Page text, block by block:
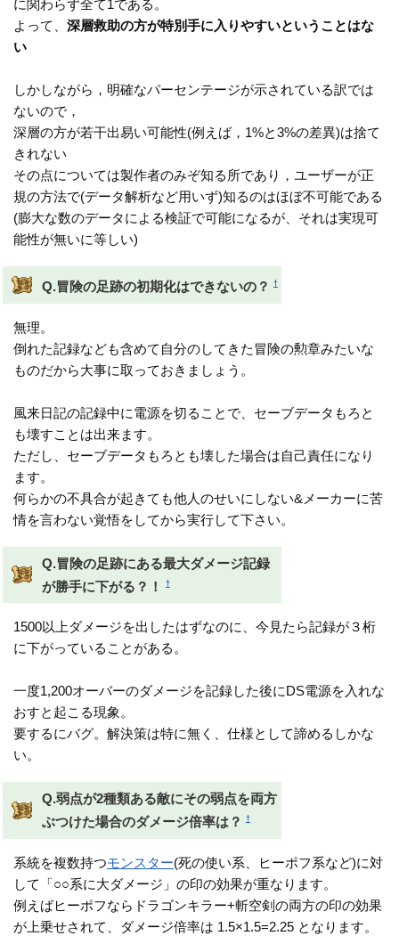
に関わらず全て1である。
よって、深層救助の方が特別手に入りやすいということはな
い
しかしながら，明確なパーセンテージが示されている訳では
ないので，
深層の方が若干出易い可能性(例えば，1%と3%の差異)は捨て
きれない
その点については製作者のみぞ知る所であり，ユーザーが正
規の方法で(データ解析など用いず)知るのはほぼ不可能である
(膨大な数のデータによる検証で可能になるが、それは実現可
能性が無いに等しい)
Q.冒険の足跡の初期化はできないの？ †
無理。
倒れた記録なども含めて自分のしてきた冒険の勲章みたいな
ものだから大事に取っておきましょう。
風来日記の記録中に電源を切ることで、セーブデータもろと
も壊すことは出来ます。
ただし、セーブデータもろとも壊した場合は自己責任になり
ます。
何らかの不具合が起きても他人のせいにしない&メーカーに苦
情を言わない覚悟をしてから実行して下さい。
Q.冒険の足跡にある最大ダメージ記録
が勝手に下がる？！
†
1500以上ダメージを出したはずなのに、今見たら記録が３桁
に下がっていることがある。
一度1,200オーバーのダメージを記録した後にDS電源を入れな
おすと起こる現象。
要するにバグ。解決策は特に無く、仕様として諦めるしかな
い。
Q.弱点が2種類ある敵にその弱点を両方
ぶつけた場合のダメージ倍率は？
†
系統を複数持つモンスター(死の使い系、ヒーポフ系など)に対
して「○○系に大ダメージ」の印の効果が重なります。
例えばヒーポフならドラゴンキラー+斬空剣の両方の印の効果
が上乗せされて、ダメージ倍率は 1.5×1.5=2.25 となります。